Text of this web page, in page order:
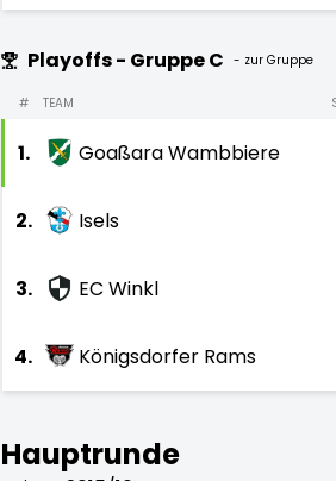
Playoffs - Gruppe C - zur Gruppe
# TEAM
1. Goaßara Wambbiere
2. Isels
3. EC Winkl
4. Königsdorfer Rams
Hauptrunde